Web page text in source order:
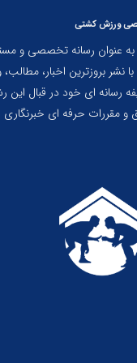
ورزش کشتی
عنوان رسانه تخصصی و
بروزترین اخبار، مطالب،
رسانه ای خود در قبال این
و مقررات حرفه ای